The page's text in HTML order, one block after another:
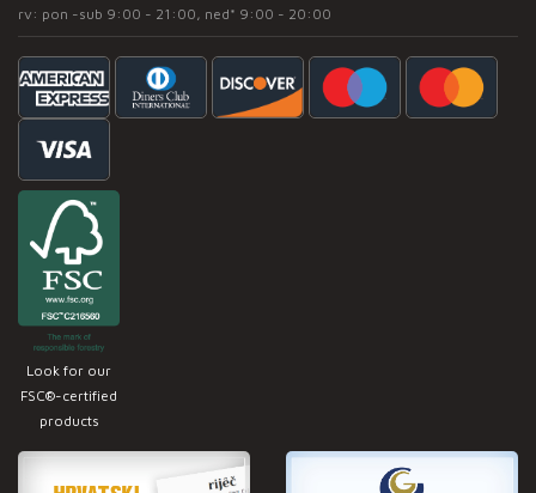
rv: pon -sub 9:00 - 21:00, ned* 9:00 - 20:00
Look for our
FSC®-certified
products